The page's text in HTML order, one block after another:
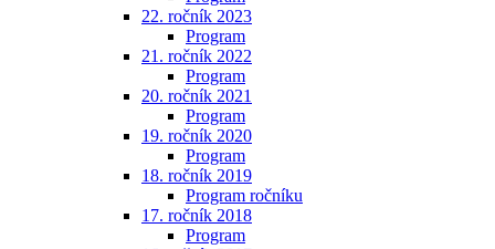
22. ročník 2023
Program
21. ročník 2022
Program
20. ročník 2021
Program
19. ročník 2020
Program
18. ročník 2019
Program ročníku
17. ročník 2018
Program